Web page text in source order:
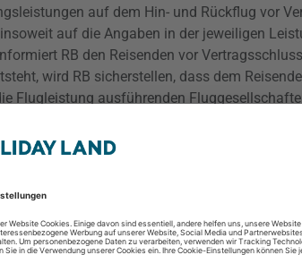
auf dem Hin- und Rückflug vor
auf die Angaben in der jeweiligen
RB den Reisenden vor
wird RB sicherstellen, dass dem
Flugleistung ausführenden
können dem Reisenden zum Teil
Touristikleistung ausschließlich
Vertragspartner des Reisenden. Zur